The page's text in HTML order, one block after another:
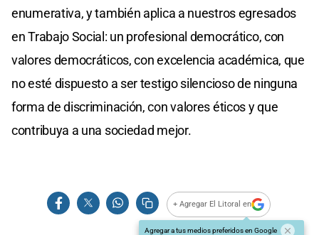
enumerativa, y también aplica a nuestros egresados
en Trabajo Social: un profesional democrático, con
valores democráticos, con excelencia académica, que
no esté dispuesto a ser testigo silencioso de ninguna
forma de discriminación, con valores éticos y que
contribuya a una sociedad mejor.
+ Agregar El Litoral en
Agregar a tus medios preferidos en Google